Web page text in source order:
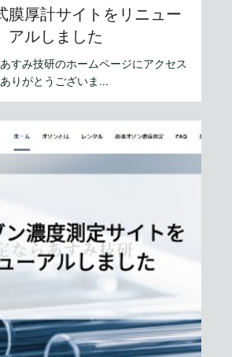
膜厚計サイトをリニュー
アルしました
すみ技研のホームページにアクセス
りがとうございま...